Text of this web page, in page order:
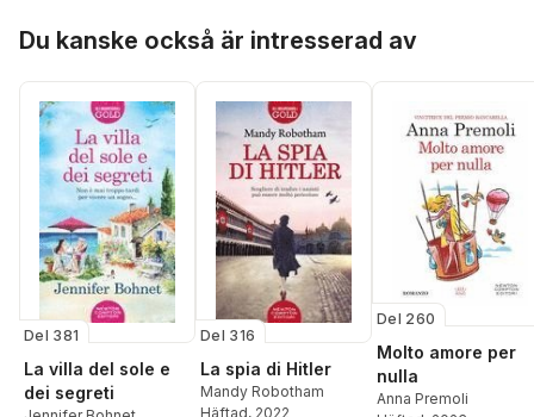
Du kanske också är intresserad av
Del 381
La villa del sole e
dei segreti
Del 316
La spia di Hitler
Mandy Robotham
Häftad, 2022
Del 260
Molto amore per
nulla
Anna Premoli